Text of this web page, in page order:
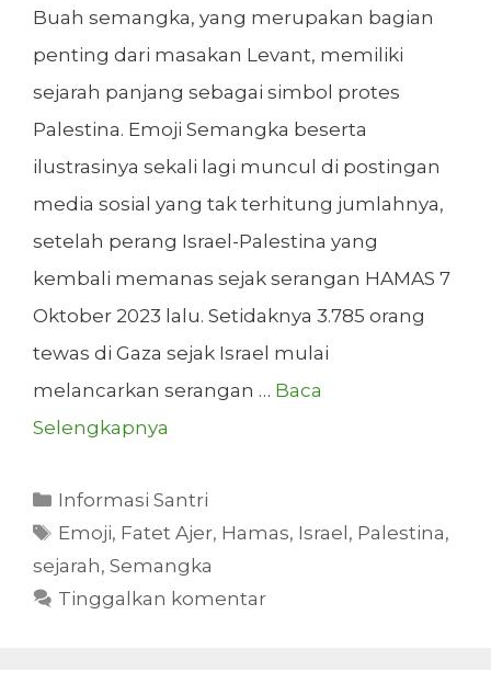
Buah semangka, yang merupakan bagian
penting dari masakan Levant, memiliki
sejarah panjang sebagai simbol protes
Palestina. Emoji Semangka beserta
ilustrasinya sekali lagi muncul di postingan
media sosial yang tak terhitung jumlahnya,
setelah perang Israel-Palestina yang
kembali memanas sejak serangan HAMAS 7
Oktober 2023 lalu. Setidaknya 3.785 orang
tewas di Gaza sejak Israel mulai
melancarkan serangan … Baca
Selengkapnya
Kategori
Informasi Santri
Tag
Emoji, Fatet Ajer, Hamas, Israel, Palestina,
sejarah, Semangka
Tinggalkan komentar